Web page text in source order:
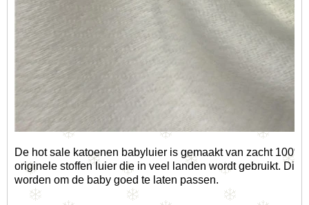
De hot sale katoenen babyluier is gemaakt van zacht
originele stoffen luier die in veel landen wordt gebruikt. Dit
worden om de baby goed te laten passen.